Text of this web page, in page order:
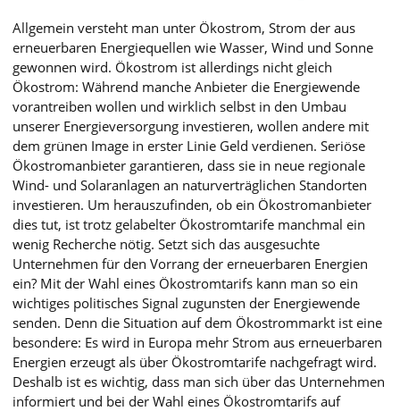
Allgemein versteht man unter Ökostrom, Strom der aus
erneuerbaren Energiequellen wie Wasser, Wind und Sonne
gewonnen wird. Ökostrom ist allerdings nicht gleich
Ökostrom: Während manche Anbieter die Energiewende
vorantreiben wollen und wirklich selbst in den Umbau
unserer Energieversorgung investieren, wollen andere mit
dem grünen Image in erster Linie Geld verdienen. Seriöse
Ökostromanbieter garantieren, dass sie in neue regionale
Wind- und Solaranlagen an naturverträglichen Standorten
investieren. Um herauszufinden, ob ein Ökostromanbieter
dies tut, ist trotz gelabelter Ökostromtarife manchmal ein
wenig Recherche nötig. Setzt sich das ausgesuchte
Unternehmen für den Vorrang der erneuerbaren Energien
ein? Mit der Wahl eines Ökostromtarifs kann man so ein
wichtiges politisches Signal zugunsten der Energiewende
senden. Denn die Situation auf dem Ökostrommarkt ist eine
besondere: Es wird in Europa mehr Strom aus erneuerbaren
Energien erzeugt als über Ökostromtarife nachgefragt wird.
Deshalb ist es wichtig, dass man sich über das Unternehmen
informiert und bei der Wahl eines Ökostromtarifs auf